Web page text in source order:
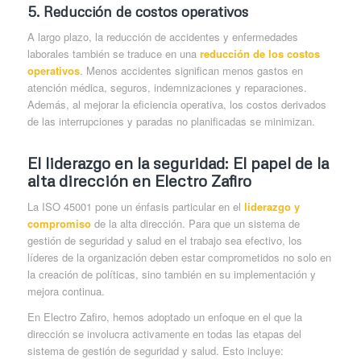
5. Reducción de costos operativos
A largo plazo, la reducción de accidentes y enfermedades
laborales también se traduce en una reducción de los costos
operativos. Menos accidentes significan menos gastos en
atención médica, seguros, indemnizaciones y reparaciones.
Además, al mejorar la eficiencia operativa, los costos derivados
de las interrupciones y paradas no planificadas se minimizan.
El liderazgo en la seguridad: El papel de la
alta dirección en Electro Zafiro
La ISO 45001 pone un énfasis particular en el liderazgo y
compromisode la alta dirección. Para que un sistema de
gestión de seguridad y salud en el trabajo sea efectivo, los
líderes de la organización deben estar comprometidos no solo en
la creación de políticas, sino también en su implementación y
mejora continua.
En Electro Zafiro, hemos adoptado un enfoque en el que la
dirección se involucra activamente en todas las etapas del
sistema de gestión de seguridad y salud. Esto incluye: